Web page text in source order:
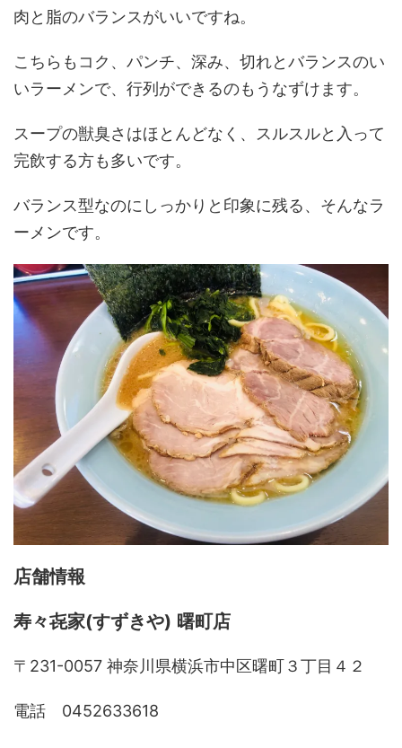
肉と脂のバランスがいいですね。
こちらもコク、パンチ、深み、切れとバランスのい
いラーメンで、行列ができるのもうなずけます。
スープの獣臭さはほとんどなく、スルスルと入って
完飲する方も多いです。
バランス型なのにしっかりと印象に残る、そんなラ
ーメンです。
店舗情報
寿々㐂家(すずきや) 曙町店
〒231-0057 神奈川県横浜市中区曙町３丁目４２
電話 0452633618